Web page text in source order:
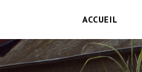
ACCUEIL